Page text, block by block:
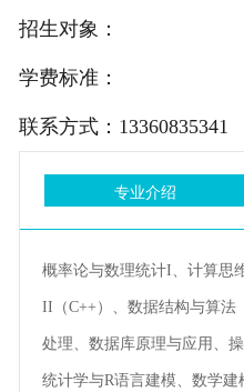
招生对象：
学费标准：
联系方式：13360835341
专业介绍
概率论与数理统计I、计算思
II（C++）、数据结构与算法
处理、数据库原理与应用、
统计学与R语言建模、数学